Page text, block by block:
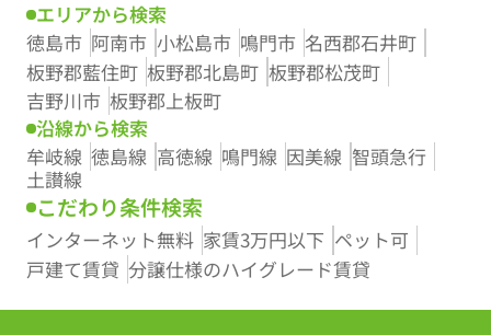
エリアから検索
徳島市 阿南市 小松島市 鳴門市 名西郡石井町
板野郡藍住町 板野郡北島町 板野郡松茂町
吉野川市 板野郡上板町
沿線から検索
牟岐線 徳島線 高徳線 鳴門線 因美線 智頭急行
土讃線
こだわり条件検索
インターネット無料 家賃3万円以下 ペット可
戸建て賃貸 分譲仕様のハイグレード賃貸